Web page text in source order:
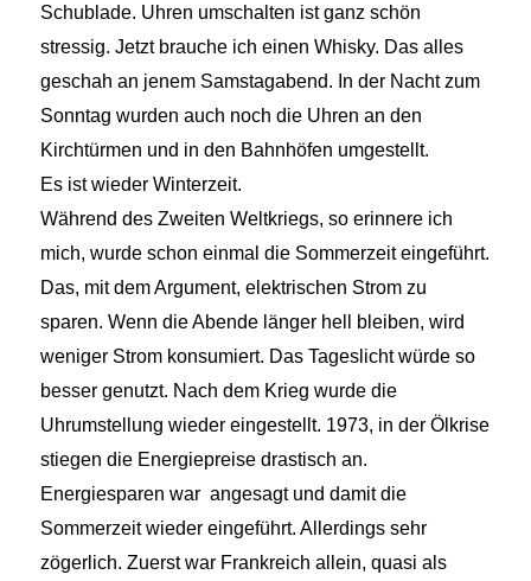
Schublade. Uhren umschalten ist ganz schön
stressig. Jetzt brauche ich einen Whisky. Das alles
geschah an jenem Samstagabend. In der Nacht zum
Sonntag wurden auch noch die Uhren an den
Kirchtürmen und in den Bahnhöfen umgestellt.
Es ist wieder Winterzeit.
Während des Zweiten Weltkriegs, so erinnere ich
mich, wurde schon einmal die Sommerzeit eingeführt.
Das, mit dem Argument, elektrischen Strom zu
sparen. Wenn die Abende länger hell bleiben, wird
weniger Strom konsumiert. Das Tageslicht würde so
besser genutzt. Nach dem Krieg wurde die
Uhrumstellung wieder eingestellt. 1973, in der Ölkrise
stiegen die Energiepreise drastisch an.
Energiesparen war angesagt und damit die
Sommerzeit wieder eingeführt. Allerdings sehr
zögerlich. Zuerst war Frankreich allein, quasi als